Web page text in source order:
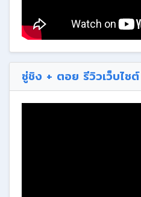
ซู่ชิง + ตอย รีวิวเว็บไซ